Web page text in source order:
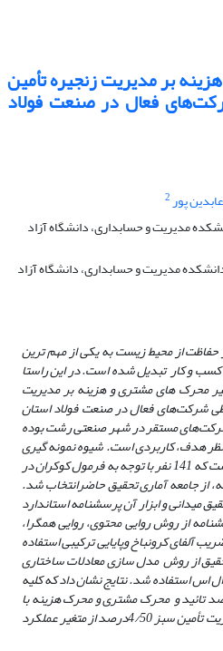
بر مدیریت زنجیره تأمین
فعال در صنعت فولاد
پور2
مدیریت و حسابداری، دانشگاه آزاد
مدیریت و حسابداری، دانشگاه آزاد
حفاظت از محیط زیست به یکی از مهم ترین
و کار تبدیل شده است. در این راستا
محرک های مشتری و هزینه بر مدیریت
شرکت‌های فعال در صنعت فولاد استان
مستقر در شهر صنعتی رشت بوده
هدف، کاربردی است. شیوه نمونه گیری
دراین تحقیق به صورت تصادفی است که 141 نفر با توجه به فرمول کوکران در
از جامعه آماری تحقیق حاضرانتخاب شد.
میدانی و ابزار آن پرسشنامه استاندارد
از روش روایی محتوی، روایی همگرا،
آلفای کرونباخ وپایایی ترکیبی استفاده
از روش مدل سازی معادلات ساختاری
ال اس استفاده شد. نتایج نشان داد که کلیه
تحقیق در سطح 95 درصد تائید و محرک مشتری و محرک هزینه با
توجه به میانجی گری اقدامات مدیریت تأمین سبز 4/50درصد از متغیر عملکرد